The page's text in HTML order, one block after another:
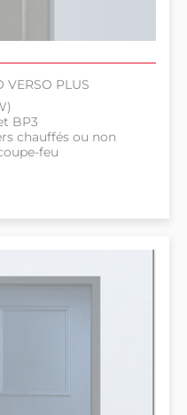
VERSO PLUS
BP3
chauffés ou non
feu